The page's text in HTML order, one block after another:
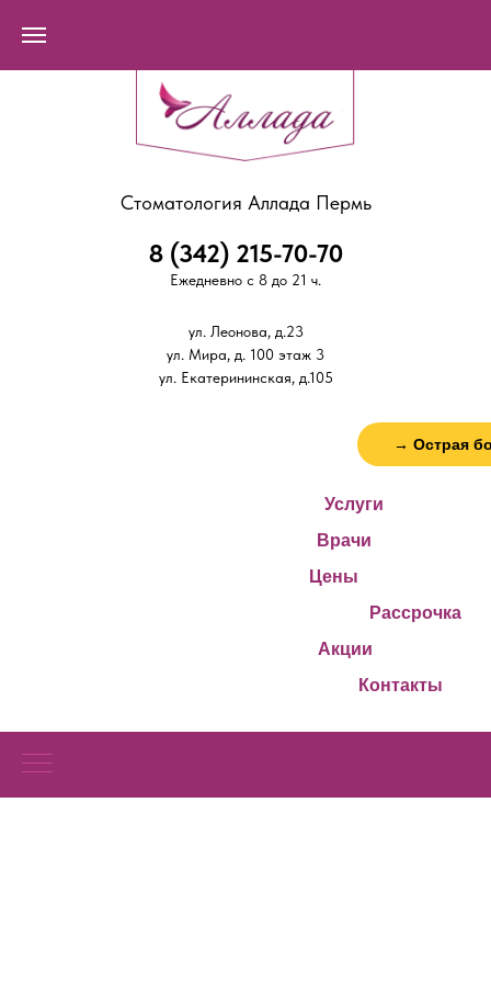
Услуги
Врачи
Цены
→ Острая
Стоматология Аллада Пермь
8 (342) 215-70-70
Ежедневно с 8 до 21 ч.
ул. Леонова, д.23
ул. Мира, д. 100 этаж 3
ул. Екатерининская, д.105
Рассрочка
Акции
Контакты